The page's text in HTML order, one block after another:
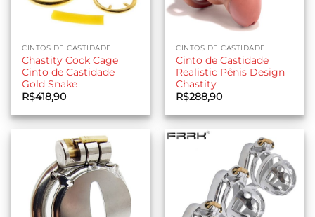
CINTOS DE CASTIDADE
Chastity Cock Cage
Cinto de Castidade
Gold Snake
R$418,90
CINTOS DE CASTIDADE
Cinto de Castidade
Realistic Pênis Design
Chastity
R$288,90